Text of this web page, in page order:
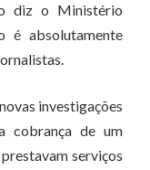
diz o Ministério
é absolutamente
investigações
cobrança de um
serviços